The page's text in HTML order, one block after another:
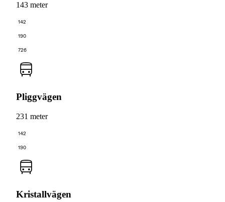
143 meter
142
190
726
Pliggvägen
231 meter
142
190
Kristallvägen